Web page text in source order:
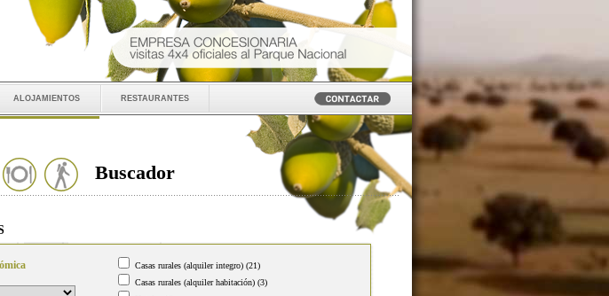
alojamientos restaurantes
Buscador
Casas rurales (alquiler integro) (21)
Casas rurales (alquiler habitación) (3)